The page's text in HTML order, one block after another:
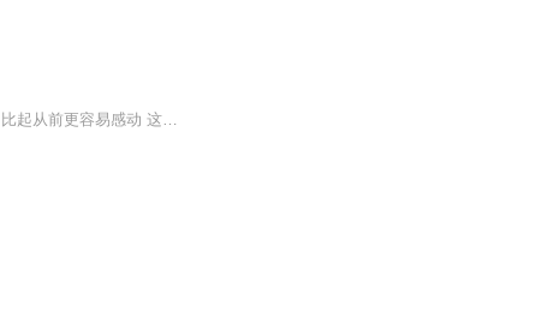
这个年纪的我们 爱情跟不上分开的节奏 这个年纪的我们 更珍惜难得的自由 这个年纪的我们 比起从前更容易感动 这个年纪的我们 徘徊在理想与现实之中 不知不觉孤独不再可耻了 不知不觉爸爸的情绪变得脆弱了 不知不觉一把柴米油盐 也成为压力了 不知不觉我们...